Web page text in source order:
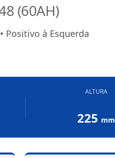
(60AH)
Positivo à Esquerda
ALTURA
225 mm